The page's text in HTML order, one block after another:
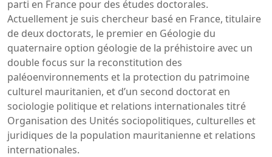
parti en France pour des études doctorales.
Actuellement je suis chercheur basé en France, titulaire
de deux doctorats, le premier en Géologie du
quaternaire option géologie de la préhistoire avec un
double focus sur la reconstitution des
paléoenvironnements et la protection du patrimoine
culturel mauritanien, et d’un second doctorat en
sociologie politique et relations internationales titré
Organisation des Unités sociopolitiques, culturelles et
juridiques de la population mauritanienne et relations
internationales.